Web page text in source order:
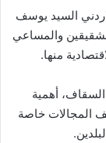
السيد يوسف
الشقيقين والمساعي
منها.
أهمية
المجالات خاصة